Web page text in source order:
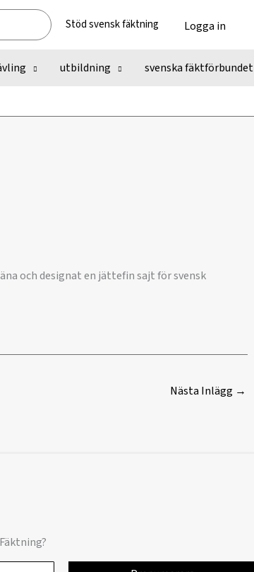
Stöd svensk fäktning Logga in
utbildning svenska fäktförbundet
och designat en jättefin sajt för svensk
Nästa Inlägg →